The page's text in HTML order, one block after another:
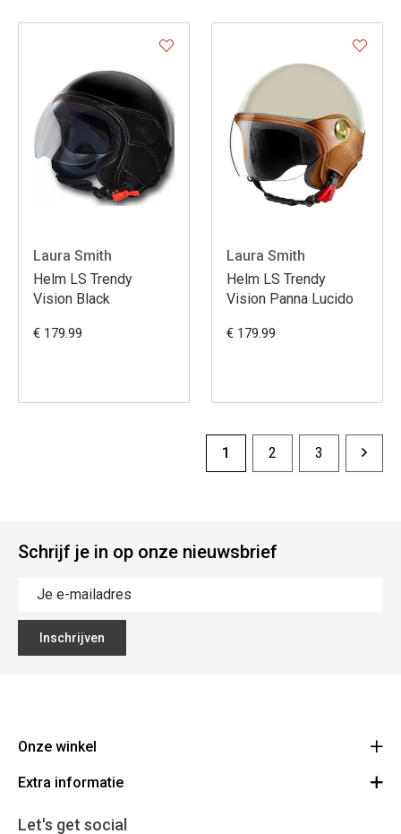
Laura Smith
Helm LS Trendy
Vision Black
€ 179.99
Laura Smith
Helm LS Trendy
Vision Panna Lucido
€ 179.99
1 2 3
Schrijf je in op onze nieuwsbrief
Inschrijven
Onze winkel
Lippenslaan 12
Route
Extra informatie
Algemene Voorwaarden
Let's get social